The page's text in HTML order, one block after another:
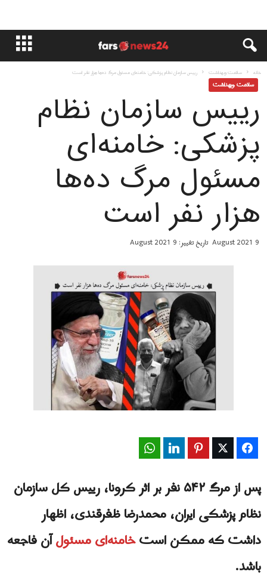
خانه سلامت وبهداشت رییس سازمان نظام پزشکی: خامنه‌ای مسئول مرگ ده‌ها هزار نفر است
سلامت وبهداشت
رییس سازمان نظام
پزشکی: خامنه‌ای
مسئول مرگ ده‌ها
هزار نفر است
9 August 2021 تاریخ تغییر: 9 August 2021
Facebook
Twitter
Pinterest
LinkedIn
پس از مرگ ۵۴۲ نفر بر اثر کرونا، رییس کل سازمان
نظام پزشکی ایران، محمدرضا ظفرقندی، اظهار
داشت که ممکن استخامنه‌ای مسئولآن فاجعه
باشد.